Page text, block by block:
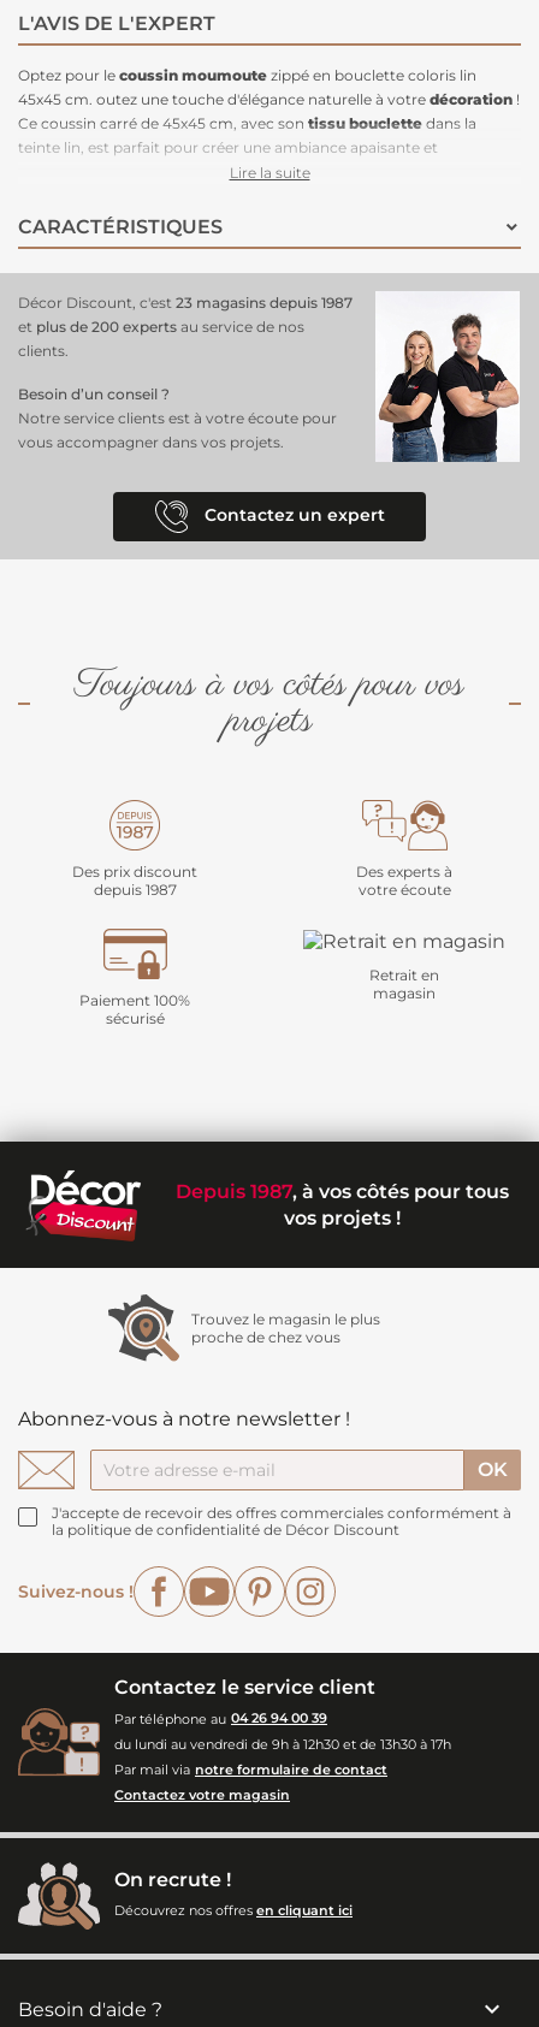
L'AVIS DE L'EXPERT
Optez pour le coussin moumoute zippé en bouclette coloris lin
45x45 cm. outez une touche d'élégance naturelle à votre décoration !
Ce coussin carré de 45x45 cm, avec son tissu bouclette dans la
teinte lin, est parfait pour créer une ambiance apaisante et
chaleureuse. Ce coloris lin, très tendance, s'accorde facilement avec
fermeture zippée pratique permet de retirer la housse pour un
entretien facile. Ce coussin à la couleur douce et raffinée est idéal
Lire la suite
CARACTÉRISTIQUES
Décor Discount, c'est 23 magasins depuis 1987
et plus de 200 experts au service de nos
clients.
Besoin d’un conseil ?
Notre service clients est à votre écoute pour
vous accompagner dans vos projets.
Contactez un expert
Toujours à vos côtés pour vos
projets
Des prix discount
depuis 1987
Des experts à
votre écoute
Paiement 100%
sécurisé
Retrait en
magasin
Depuis 1987, à vos côtés pour tous
vos projets !
Trouvez le magasin le plus
proche de chez vous
Abonnez-vous à notre newsletter !
J'accepte de recevoir des offres commerciales conformément à
la politique de confidentialité de Décor Discount
Suivez-nous !
FacebookYouTubePinterest
Contactez le service client
Par téléphone au 04 26 94 00 39
du lundi au vendredi de 9h à 12h30 et de 13h30 à 17h
Par mail via notre formulaire de contact
Contactez votre magasin
On recrute !
Découvrez nos offres en cliquant ici
Besoin d'aide ? 